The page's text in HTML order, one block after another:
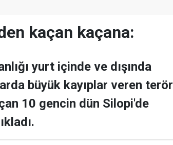
kaçan kaçana:
yurt içinde ve dışında
büyük kayıplar veren terör
10 gencin dün Silopi'de